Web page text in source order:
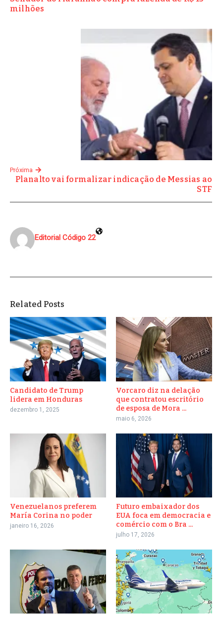
milhões
Próxima
Planalto vai formalizar indicação de Messias ao
STF
Editorial Código 22
Related Posts
Candidato de Trump
lidera em Honduras
dezembro 1, 2025
Vorcaro diz na delação
que contratou escritório
de esposa de Mora ...
maio 6, 2026
Venezuelanos preferem
María Corina no poder
janeiro 16, 2026
Futuro embaixador dos
EUA foca em democracia e
comércio com o Bra ...
julho 17, 2026